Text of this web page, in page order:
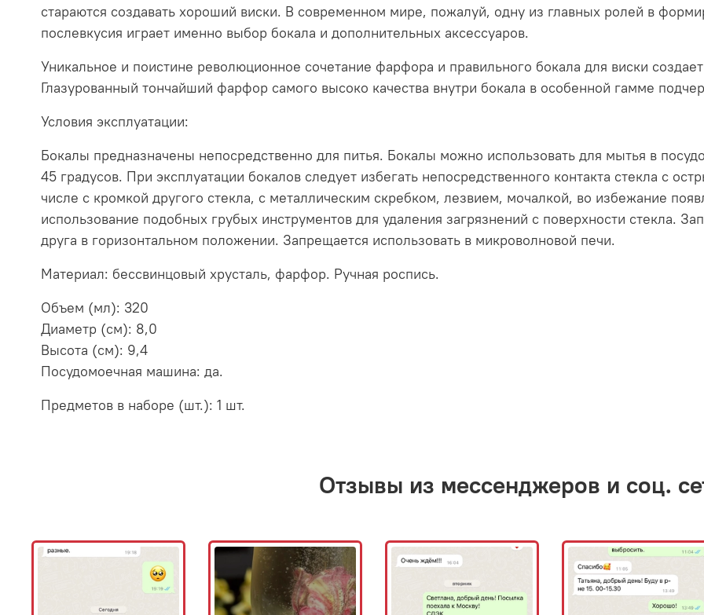
стараются создавать хороший виски. В современном мире, пожалуй, одну из главных ролей в
послевкусия играет именно выбор бокала и дополнительных аксессуаров.
Уникальное и поистине революционное сочетание фарфора и правильного бокала для виски
Глазурованный тончайший фарфор самого высоко качества внутри бокала в особенной гамме
Условия эксплуатации:
Бокалы предназначены непосредственно для питья. Бокалы можно использовать для мытья в
45 градусов. При эксплуатации бокалов следует избегать непосредственного контакта стекла с
числе с кромкой другого стекла, с металлическим скребком, лезвием, мочалкой, во избежание
использование подобных грубых инструментов для удаления загрязнений с поверхности стекла.
друга в горизонтальном положении. Запрещается использовать в микроволновой печи.
Материал: бессвинцовый хрусталь, фарфор. Ручная роспись.
Объем (мл): 320
Диаметр (см): 8,0
Высота (см): 9,4
Посудомоечная машина: да.
Предметов в наборе (шт.): 1 шт.
Отзывы из мессенджеров и соц.